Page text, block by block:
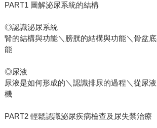
PART1 圖解泌尿系統的結構
◎認識泌尿系統
腎的結構與功能＼膀胱的結構與功能＼骨盆
能
◎尿液
尿液是如何形成的＼認識排尿的過程＼從尿
機
PART2 輕鬆認識泌尿疾病檢查及尿失禁治療